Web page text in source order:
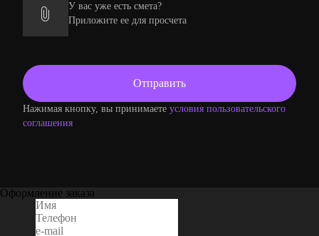
У вас уже есть смета?
Приложите ее для просчета
Нажимая кнопку, вы принимаете условия пользовательского
соглашения
Оформление заказа